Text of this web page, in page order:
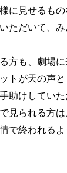
見せるもの
ただいて、
も、劇場
トが天の声
助けしていた
られる方
で終われるよ